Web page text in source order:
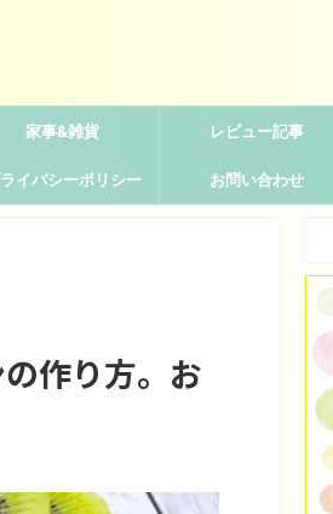
家事&雑貨 レビュー記事
イバシーポリシー お問い合わせ
作り方。お